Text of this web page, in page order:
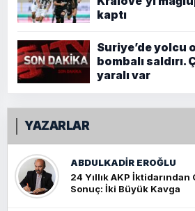
kaptı
Suriye’de yolcu
bombalı saldırı.
yaralı var
YAZARLAR
ABDULKADIR EROĞLU
24 Yıllık AKP İktidarından
Sonuç: İki Büyük Kavga